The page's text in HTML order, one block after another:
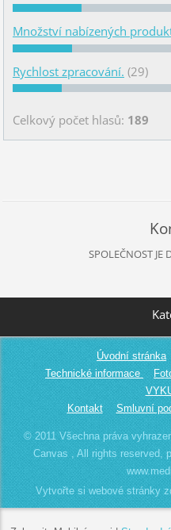
Množství nabízených
Rychlost zpracování. (29)
Celkový počet hlasů: 189
SPOLEČNOST JE
Úvodní stránka
Technické informace
Kontakt
Smluvní
© 2011 Všechna práva
Canvas , All rights reserved,
Vytvořte si webové stránky